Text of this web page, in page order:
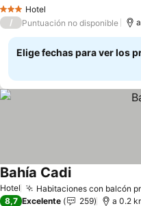
3 Estrellas
Hotel
/ Puntuación no disponible
Elige fechas para ver los
Hotel Habitaciones con balcón
Bahía CadiVer precios
8,7 Excelente 259 a 0.2